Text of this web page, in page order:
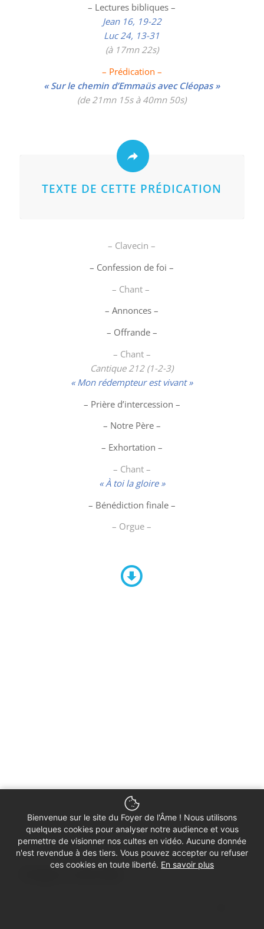
– Lectures bibliques –
Jean 16, 19-22
Luc 24, 13-31
(à 17mn 22s)
– Prédication –
« Sur le chemin d’Emmaüs avec Cléopas »
(de 21mn 15s à 40mn 50s)
TEXTE DE CETTE PRÉDICATION
– Clavecin –
– Confession de foi –
– Chant –
– Annonces –
– Offrande –
– Chant –
Cantique 212 (1-2-3)
« Mon rédempteur est vivant »
– Prière d’intercession –
– Notre Père –
– Exhortation –
– Chant –
« À toi la gloire »
– Bénédiction finale –
– Orgue –
Bienvenue sur le site du Foyer de l'Âme ! Nous utilisons
quelques cookies pour analyser notre audience et vous
permettre de visionner nos cultes en vidéo. Aucune donnée
n'est revendue à des tiers. Vous pouvez accepter ou refuser
ces cookies en toute liberté. En savoir plus